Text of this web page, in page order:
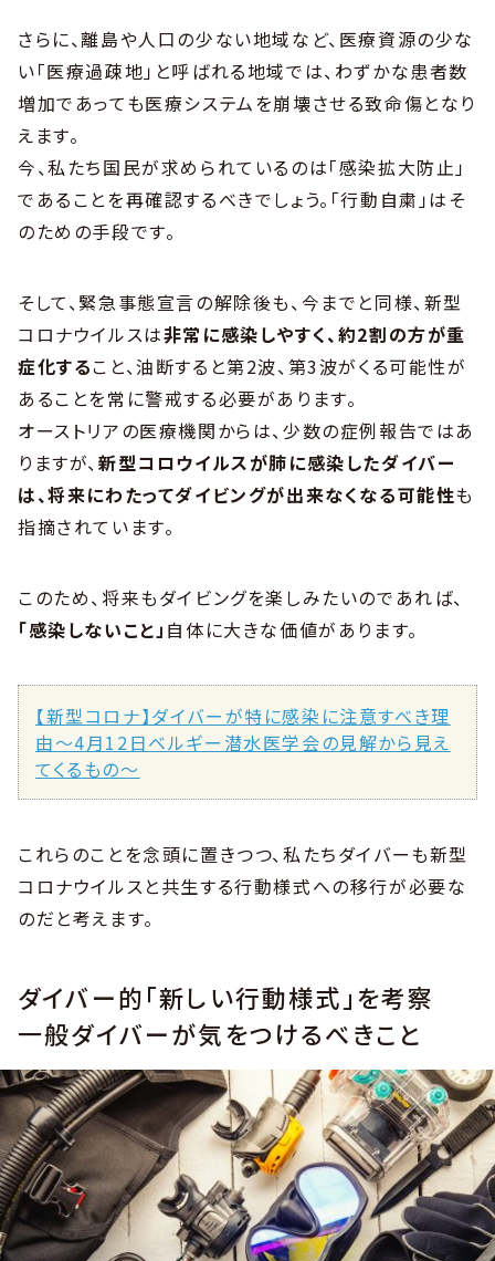
さらに、離島や人口の少ない地域など、医療資源の少な
い「医療過疎地」と呼ばれる地域では、わずかな患者数
増加であっても医療システムを崩壊させる致命傷となり
えます。
今、私たち国民が求められているのは「感染拡大防止」
であることを再確認するべきでしょう。「行動自粛」はそ
のための手段です。
そして、緊急事態宣言の解除後も、今までと同様、新型
コロナウイルスは非常に感染しやすく、約2割の方が重
症化すること、油断すると第2波、第3波がくる可能性が
あることを常に警戒する必要があります。
オーストリアの医療機関からは、少数の症例報告ではあ
りますが、新型コロウイルスが肺に感染したダイバー
は、将来にわたってダイビングが出来なくなる可能性も
指摘されています。
このため、将来もダイビングを楽しみたいのであれば、
「感染しないこと」 自体に大きな価値があります。
【新型コロナ】ダイバーが特に感染に注意すべき理
由〜4月12日ベルギー潜水医学会の見解から見え
てくるもの〜
これらのことを念頭に置きつつ、私たちダイバーも新型
コロナウイルスと共生する行動様式への移行が必要な
のだと考えます。
ダイバー的「新しい行動様式」を考察
一般ダイバーが気をつけるべきこと